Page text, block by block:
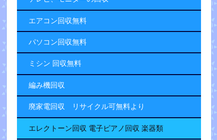
エアコン回収無料
パソコン回収無料
ミシン 回収無料
編み機回収
廃家電回収 リサイクル可無料より
エレクトーン回収 電子ピアノ回収 楽器類